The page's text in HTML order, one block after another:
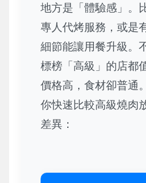
地方是「體驗感」。
專人代烤服務，或是
細節能讓用餐升級。
標榜「高級」的店都
價格高，食材卻普通
你快速比較高級燒肉
差異：